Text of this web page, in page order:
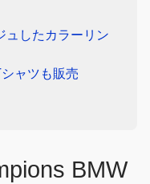
ュしたカラーリン
ャツも販売
BMW